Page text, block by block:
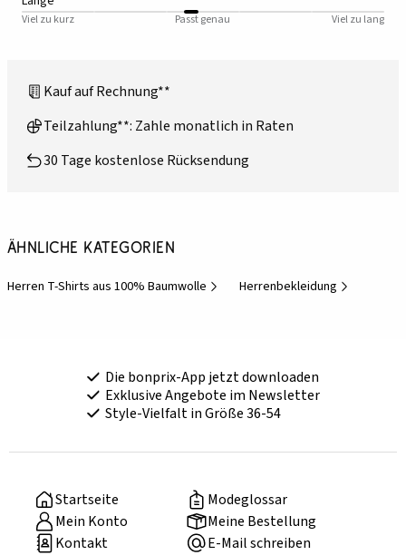
Viel zu kurz Passt genau Viel zu lang
Kauf auf Rechnung**
Teilzahlung**: Zahle monatlich in Raten
30 Tage kostenlose Rücksendung
Ähnliche Kategorien
Herren T-Shirts aus 100% Baumwolle Herrenbekleidung
Die bonprix-App jetzt downloaden
Exklusive Angebote im Newsletter
Style-Vielfalt in Größe 36-54
Startseite
Modeglossar
Mein Konto
Meine Bestellung
Kontakt
E-Mail schreiben